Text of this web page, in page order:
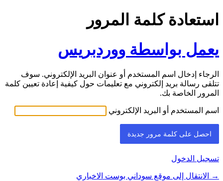
استعادة كلمة المرور
يعمل بواسطة ووردبريس
الرجاء إدخال اسم المستخدم أو عنوان البريد الإلكتروني. سوف
تتلقى رسالة بريد إلكتروني مع تعليمات حول كيفية إعادة تعيين كلمة
المرور الخاصة بك.
اسم المستخدم أو البريد الإلكتروني
تسجيل الدخول
→ الانتقال إلى موقع سوداني بوست الاخباري